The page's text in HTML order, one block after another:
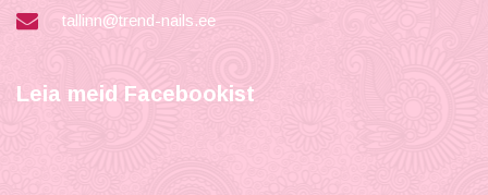
tallinn@trend-nails.ee
Leia meid Facebookist